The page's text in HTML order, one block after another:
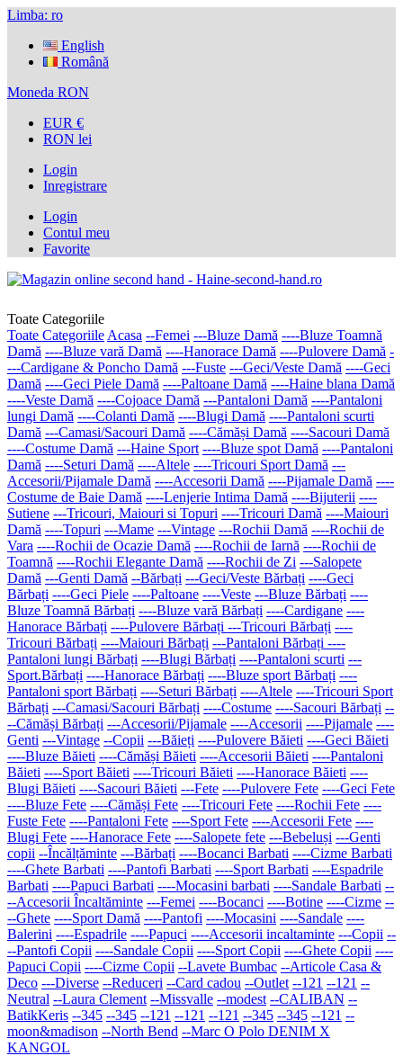
Limba: ro
English
Română
Moneda RON
EUR €
RON lei
Login
Inregistrare
Login
Contul meu
Favorite
Toate Categoriile
Toate Categoriile Acasa --Femei ---Bluze Damă ----Bluze Toamnă
Damă ----Bluze vară Damă ----Hanorace Damă ----Pulovere Damă -
---Cardigane & Poncho Damă ---Fuste ---Geci/Veste Damă ----Geci
Damă ----Geci Piele Damă ----Paltoane Damă ----Haine blana Damă
----Veste Damă ----Cojoace Damă ---Pantaloni Damă ----Pantaloni
lungi Damă ----Colanti Damă ----Blugi Damă ----Pantaloni scurti
Damă ---Camasi/Sacouri Damă ----Cămăși Damă ----Sacouri Damă
----Costume Damă ---Haine Sport ----Bluze spot Damă ----Pantaloni
Damă ----Seturi Damă ----Altele ----Tricouri Sport Damă ---
Accesorii/Pijamale Damă ----Accesorii Damă ----Pijamale Damă ----
Costume de Baie Damă ----Lenjerie Intima Damă ----Bijuterii ----
Sutiene ---Tricouri, Maiouri si Topuri ----Tricouri Damă ----Maiouri
Damă ----Topuri ---Mame ---Vintage ---Rochii Damă ----Rochii de
Vara ----Rochii de Ocazie Damă ----Rochii de Iarnă ----Rochii de
Toamnă ----Rochii Elegante Damă ----Rochii de Zi ---Salopete
Damă ---Genti Damă --Bărbați ---Geci/Veste Bărbați ----Geci
Bărbați ----Geci Piele ----Paltoane ----Veste ---Bluze Bărbați ----
Bluze Toamnă Bărbați ----Bluze vară Bărbați ----Cardigane ----
Hanorace Bărbați ----Pulovere Bărbați ---Tricouri Bărbați ----
Tricouri Bărbați ----Maiouri Bărbați ---Pantaloni Bărbați ----
Pantaloni lungi Bărbați ----Blugi Bărbați ----Pantaloni scurti ---
Sport.Bărbați ----Hanorace Bărbați ----Bluze sport Bărbați ----
Pantaloni sport Bărbați ----Seturi Bărbați ----Altele ----Tricouri Sport
Bărbați ---Camasi/Sacouri Bărbați ----Costume ----Sacouri Bărbați --
--Cămăși Bărbați ---Accesorii/Pijamale ----Accesorii ----Pijamale ----
Genti ---Vintage --Copii ---Băieți ----Pulovere Băieti ----Geci Băieti
----Bluze Băieti ----Cămăși Băieti ----Accesorii Băieti ----Pantaloni
Băieti ----Sport Băieti ----Tricouri Băieti ----Hanorace Băieti ----
Blugi Băieti ----Sacouri Băieti ---Fete ----Pulovere Fete ----Geci Fete
----Bluze Fete ----Cămăși Fete ----Tricouri Fete ----Rochii Fete ----
Fuste Fete ----Pantaloni Fete ----Sport Fete ----Accesorii Fete ----
Blugi Fete ----Hanorace Fete ----Salopete fete ---Bebeluși ---Genti
copii --Încălțăminte ---Bărbați ----Bocanci Barbati ----Cizme Barbati
----Ghete Barbati ----Pantofi Barbati ----Sport Barbati ----Espadrile
Barbati ----Papuci Barbati ----Mocasini barbati ----Sandale Barbati --
--Accesorii Încaltăminte ---Femei ----Bocanci ----Botine ----Cizme --
--Ghete ----Sport Damă ----Pantofi ----Mocasini ----Sandale ----
Balerini ----Espadrile ----Papuci ----Accesorii incaltaminte ---Copii --
--Pantofi Copii ----Sandale Copii ----Sport Copii ----Ghete Copii ----
Papuci Copii ----Cizme Copii --Lavete Bumbac --Articole Casa &
Deco ---Diverse --Reduceri --Card cadou --Outlet --121 --121 --
Neutral --Laura Clement --Missvalle --modest --CALIBAN --
BatikKeris --345 --345 --121 --121 --121 --345 --345 --121 --
moon&madison --North Bend --Marc O Polo DENIM X
KANGOL